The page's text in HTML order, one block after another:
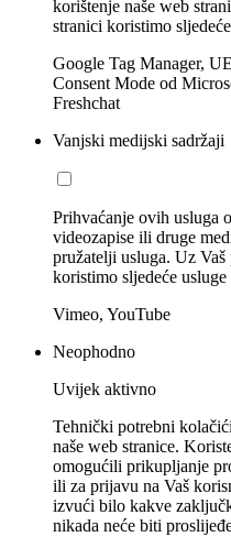
korištenje naše web
stranici koristimo
Google Tag Manager,
Consent Mode od
Freshchat
Vanjski medijski sadržaji
Prihvaćanje ovih usluga
videozapise ili druge
pružatelji usluga. Uz
koristimo sljedeće usluge
Vimeo, YouTube
Neophodno
Uvijek aktivno
Tehnički potrebni
naše web stranice.
omogućili prikupljanje
ili za prijavu na Vaš
izvući bilo kakve
nikada neće biti